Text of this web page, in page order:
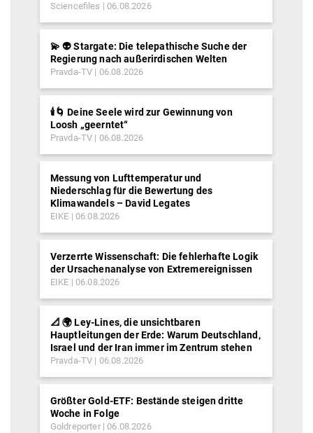
Sciencefiles 06.08.2026
💫 👽 Stargate: Die telepathische Suche der
Regierung nach außerirdischen Welten
Pravda-TV 06.08.2026
🕯️🌀 Deine Seele wird zur Gewinnung von
Loosh „geerntet“
Pravda-TV 06.08.2026
Messung von Lufttemperatur und
Niederschlag für die Bewertung des
Klimawandels – David Legates
EIKE 06.08.2026
Verzerrte Wissenschaft: Die fehlerhafte Logik
der Ursachenanalyse von Extremereignissen
EIKE 06.08.2026
📐 🌍 Ley-Lines, die unsichtbaren
Hauptleitungen der Erde: Warum Deutschland,
Israel und der Iran immer im Zentrum stehen
Pravda-TV 06.08.2026
Größter Gold-ETF: Bestände steigen dritte
Woche in Folge
Goldreporter 06.08.2026